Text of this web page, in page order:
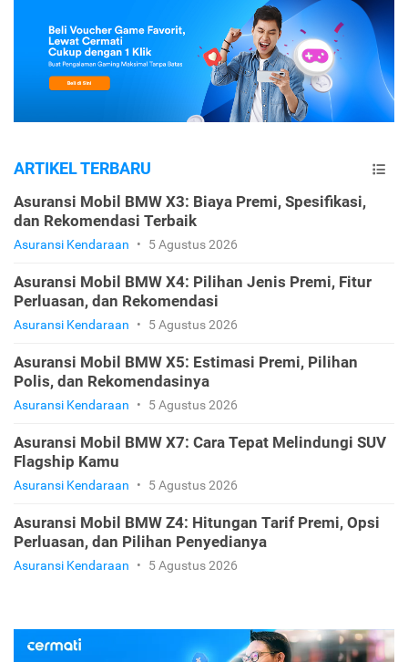
ARTIKEL TERBARU
Asuransi Mobil BMW X3: Biaya Premi, Spesifikasi,
dan Rekomendasi Terbaik
Asuransi Kendaraan • 5 Agustus 2026
Asuransi Mobil BMW X4: Pilihan Jenis Premi, Fitur
Perluasan, dan Rekomendasi
Asuransi Kendaraan • 5 Agustus 2026
Asuransi Mobil BMW X5: Estimasi Premi, Pilihan
Polis, dan Rekomendasinya
Asuransi Kendaraan • 5 Agustus 2026
Asuransi Mobil BMW X7: Cara Tepat Melindungi SUV
Flagship Kamu
Asuransi Kendaraan • 5 Agustus 2026
Asuransi Mobil BMW Z4: Hitungan Tarif Premi, Opsi
Perluasan, dan Pilihan Penyedianya
Asuransi Kendaraan • 5 Agustus 2026